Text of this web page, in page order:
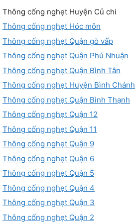
Thông cống nghẹt Huyện Củ chi
Thông cống nghẹt Hóc môn
Thông cống nghẹt Quận gò vấp
Thông cống nghẹt Quận Phú Nhuận
Thông cống nghẹt Quận Bình Tân
Thông cống nghẹt Huyện Bình Chánh
Thông cống nghẹt Quận Bình Thạnh
Thông cống nghẹt Quận 12
Thông cống nghẹt Quận 11
Thông cống nghẹt Quận 9
Thông cống nghẹt Quận 6
Thông cống nghẹt Quận 5
Thông cống nghẹt Quận 4
Thông cống nghẹt Quận 3
Thông cống nghẹt Quận 2